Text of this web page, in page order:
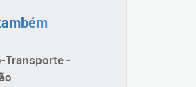
Transporte -